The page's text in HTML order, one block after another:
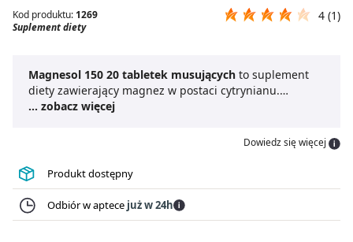
Kod produktu: 1269
Suplement diety
4 (1)
Magnesol 150 20 tabletek musujących to suplement
diety zawierający magnez w postaci cytrynianu.
Składnik ten znany jest ze swoich właściwości.
znużenia, wspomaga równowagę elektrolitową oraz
mięśni.Magnesol 150 20 tabletek musujących
wygodny w użyciu, dzięki postaci tabletek do
rozpuszczenia.
... zobacz więcej
Dowiedz się więcej
Produkt dostępny
Odbiór w aptece już w 24h